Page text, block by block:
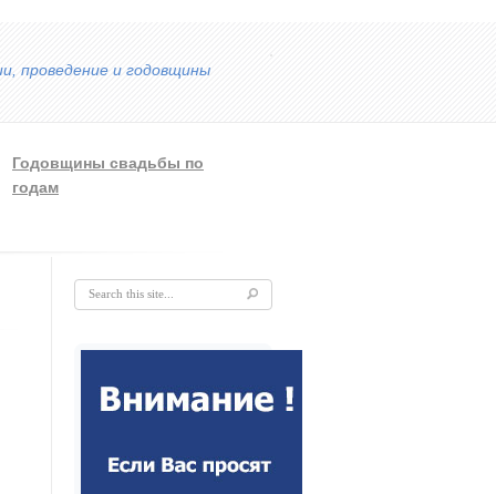
проведение и годовщины
Годовщины свадьбы по
годам
Форма поиска